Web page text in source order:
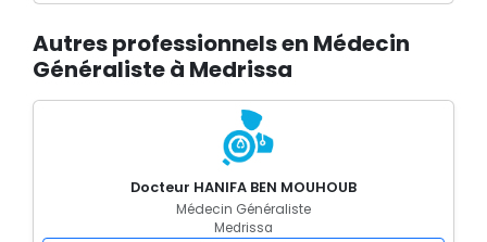
Autres professionnels en Médecin
Généraliste à Medrissa
Docteur HANIFA BEN MOUHOUB
Médecin Généraliste
Medrissa